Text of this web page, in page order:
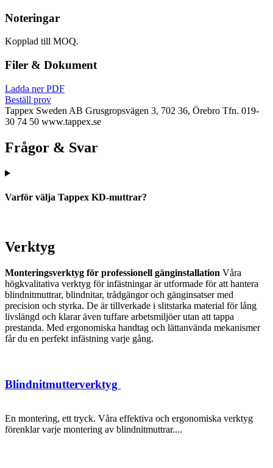
Noteringar
Kopplad till MOQ.
Filer & Dokument
Ladda ner PDF
Beställ prov
Tappex Sweden AB Grusgropsvägen 3, 702 36, Örebro Tfn. 019-
30 74 50 www.tappex.se
Frågor & Svar
Varför välja Tappex KD-muttrar?
Verktyg
Monteringsverktyg för professionell gänginstallation Våra
högkvalitativa verktyg för infästningar är utformade för att hantera
blindnitmuttrar, blindnitar, trådgängor och gänginsatser med
precision och styrka. De är tillverkade i slitstarka material för lång
livslängd och klarar även tuffare arbetsmiljöer utan att tappa
prestanda. Med ergonomiska handtag och lättanvända mekanismer
får du en perfekt infästning varje gång.
Blindnitmutterverktyg
En montering, ett tryck. Våra effektiva och ergonomiska verktyg
förenklar varje montering av blindnitmuttrar....